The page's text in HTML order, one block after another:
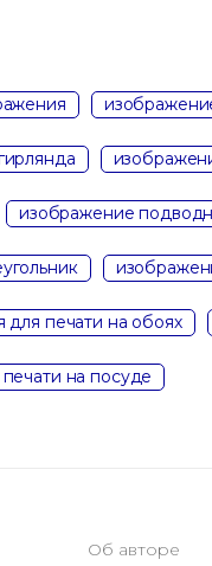
изображение
для печати на обоях
на посуде
Об авторе